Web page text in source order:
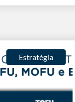
Estratégia